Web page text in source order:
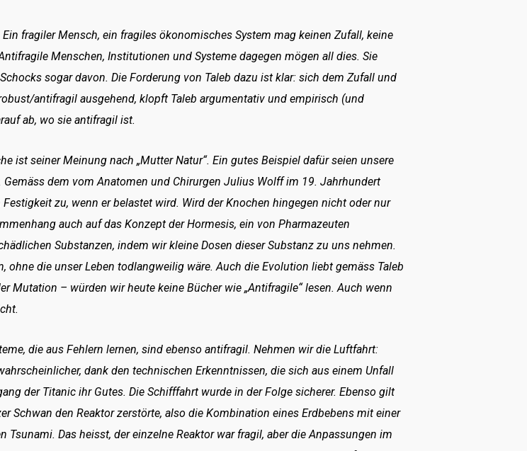
fragiler Mensch, ein fragiles ökonomisches System mag keinen Zufall, keine
Menschen, Institutionen und Systeme dagegen mögen all dies. Sie
sogar davon. Die Forderung von Taleb dazu ist klar: sich dem Zufall und
antifragil ausgehend, klopft Taleb argumentativ und empirisch (und
ab, wo sie antifragil ist.
ist seiner Meinung nach „Mutter Natur“. Ein gutes Beispiel dafür seien unsere
dem vom Anatomen und Chirurgen Julius Wolff im 19. Jahrhundert
zu, wenn er belastet wird. Wird der Knochen hingegen nicht oder nur
auch auf das Konzept der Hormesis, ein von Pharmazeuten
Substanzen, indem wir kleine Dosen dieser Substanz zu uns nehmen.
ohne die unser Leben todlangweilig wäre. Auch die Evolution liebt gemäss Taleb
Mutation – würden wir heute keine Bücher wie „Antifragile“ lesen. Auch wenn
die aus Fehlern lernen, sind ebenso antifragil. Nehmen wir die Luftfahrt:
dank den technischen Erkenntnissen, die sich aus einem Unfall
der Titanic ihr Gutes. Die Schifffahrt wurde in der Folge sicherer. Ebenso gilt
Schwan den Reaktor zerstörte, also die Kombination eines Erdbebens mit einer
Das heisst, der einzelne Reaktor war fragil, aber die Anpassungen im